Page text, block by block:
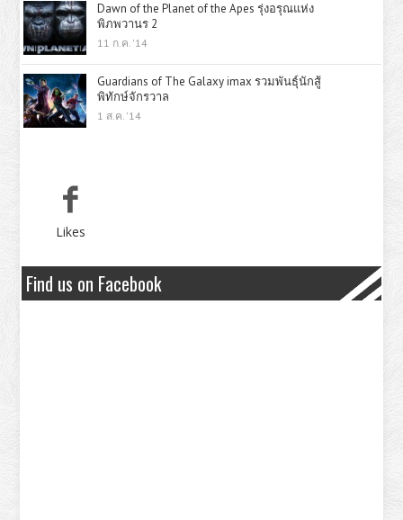
Dawn of the Planet of the Apes รุ่งอรุณแห่ง
พิภพวานร 2
11 ก.ค. '14
Guardians of The Galaxy imax รวมพันธุ์นักสู้
พิทักษ์จักรวาล
1 ส.ค. '14
Likes
Find us on Facebook